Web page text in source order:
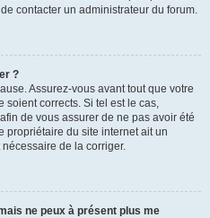
contacter un administrateur du forum.
?
Assurez-vous avant tout que votre
soient corrects. Si tel est le cas,
de vous assurer de ne pas avoir été
propriétaire du site internet ait un
de la corriger.
ne peux à présent plus me